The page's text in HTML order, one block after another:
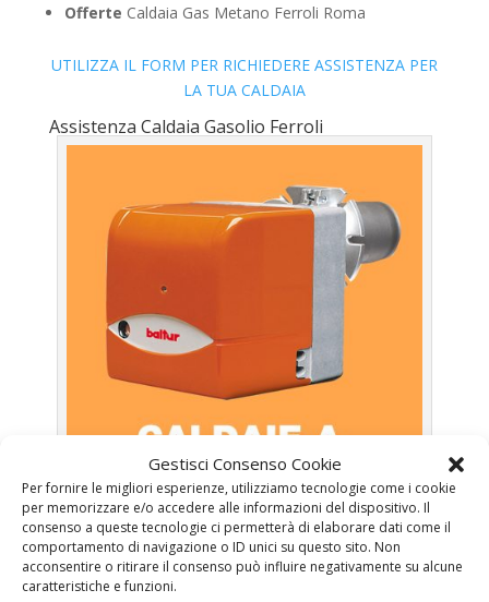
Gestisci Consenso Cookie
Per fornire le migliori esperienze, utilizziamo tecnologie come i cookie
per memorizzare e/o accedere alle informazioni del dispositivo. Il
consenso a queste tecnologie ci permetterà di elaborare dati come il
comportamento di navigazione o ID unici su questo sito. Non
acconsentire o ritirare il consenso può influire negativamente su alcune
caratteristiche e funzioni.
Offerte Caldaia Gas Metano Ferroli Roma
UTILIZZA IL FORM PER RICHIEDERE ASSISTENZA PER
LA TUA CALDAIA
Assistenza Caldaia Gasolio Ferroli
Caldaie Ferroli Roma – Caldaie a Gasolio a Roma
Prima AccensioneCaldaia Gasolio Ferroli Roma